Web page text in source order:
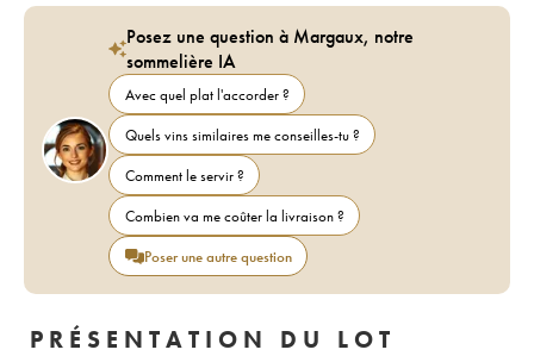
Posez une question à Margaux, notre
sommelière IA
Avec quel plat l'accorder ?
Quels vins similaires me conseilles-tu ?
Comment le servir ?
Combien va me coûter la livraison ?
Poser une autre question
PRÉSENTATION DU LOT